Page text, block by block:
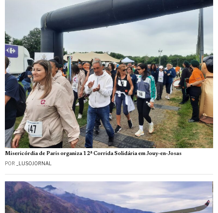
Misericórdia de Paris organiza 12ª Corrida Solidária em Jouy‑en‑Josas
POR _LUSOJORNAL